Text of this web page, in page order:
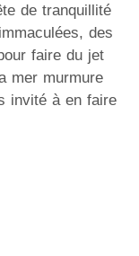
de tranquillité
des
faire du jet
mer murmure
invité à en faire